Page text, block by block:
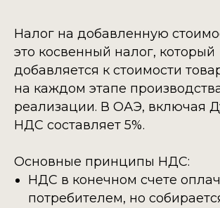
Налог на добавленную
это косвенный налог, который
добавляется к стоимости
на каждом этапе
реализации. В ОАЭ, включая
НДС составляет 5%.
Основные принципы НДС:
НДС в конечном счете
потребителем, но